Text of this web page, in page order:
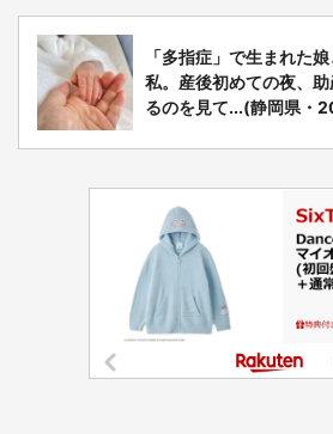
「多指症」で生まれた
私。産後初めての夜、
るのを見て...(静岡県・